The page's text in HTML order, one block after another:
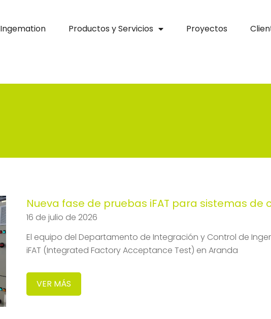
Ingemation Productos y Servicios Proyectos
Nueva fase de pruebas iFAT para sistemas de
16 de julio de 2026
El equipo del Departamento de Integración y Control de
iFAT (Integrated Factory Acceptance Test) en Aranda
VER MÁS